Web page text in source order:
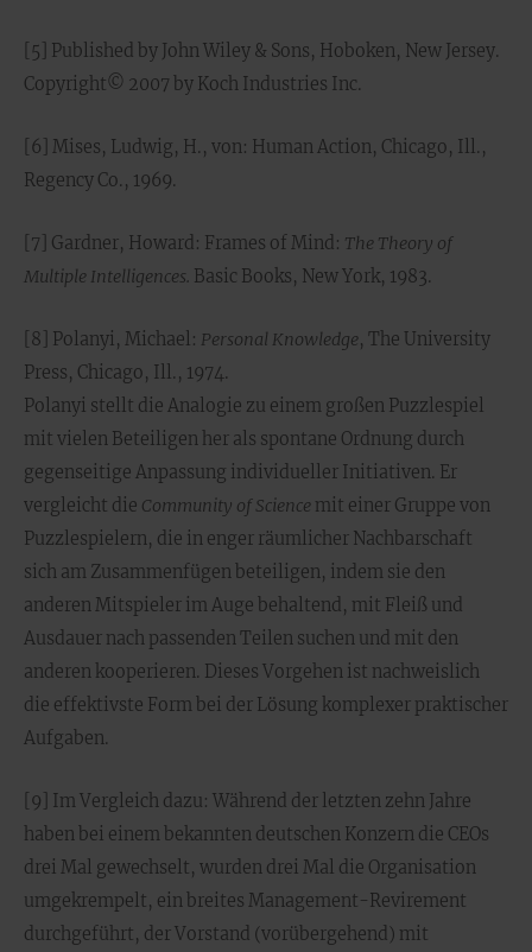
[5] Published by John Wiley & Sons, Hoboken, New Jersey.
Copyright© 2007 by Koch Industries Inc.
[6] Mises, Ludwig, H., von: Human Action, Chicago, Ill.,
Regency Co., 1969.
[7] Gardner, Howard: Frames of Mind: The Theory of
Multiple Intelligences. Basic Books, New York, 1983.
[8] Polanyi, Michael: Personal Knowledge, The University
Press, Chicago, Ill., 1974.
Polanyi stellt die Analogie zu einem großen Puzzlespiel
mit vielen Beteiligen her als spontane Ordnung durch
gegenseitige Anpassung individueller Initiativen. Er
vergleicht die Community of Science mit einer Gruppe von
Puzzlespielern, die in enger räumlicher Nachbarschaft
sich am Zusammenfügen beteiligen, indem sie den
anderen Mitspieler im Auge behaltend, mit Fleiß und
Ausdauer nach passenden Teilen suchen und mit den
anderen kooperieren. Dieses Vorgehen ist nachweislich
die effektivste Form bei der Lösung komplexer praktischer
Aufgaben.
[9] Im Vergleich dazu: Während der letzten zehn Jahre
haben bei einem bekannten deutschen Konzern die CEOs
drei Mal gewechselt, wurden drei Mal die Organisation
umgekrempelt, ein breites Management-Revirement
durchgeführt, der Vorstand (vorübergehend) mit